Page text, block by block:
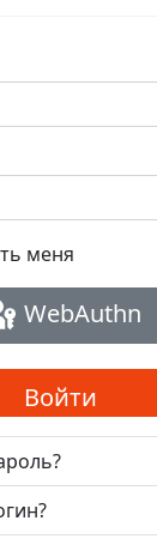
меня
WebAuthn
Войти